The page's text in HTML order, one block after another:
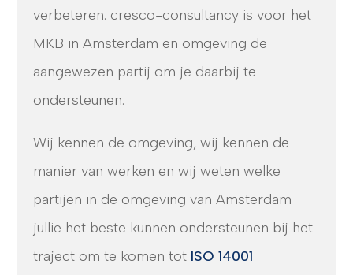
verbeteren. cresco-consultancy is voor het
MKB in Amsterdam en omgeving de
aangewezen partij om je daarbij te
ondersteunen.
Wij kennen de omgeving, wij kennen de
manier van werken en wij weten welke
partijen in de omgeving van Amsterdam
jullie het beste kunnen ondersteunen bij het
traject om te komen tot ISO 14001